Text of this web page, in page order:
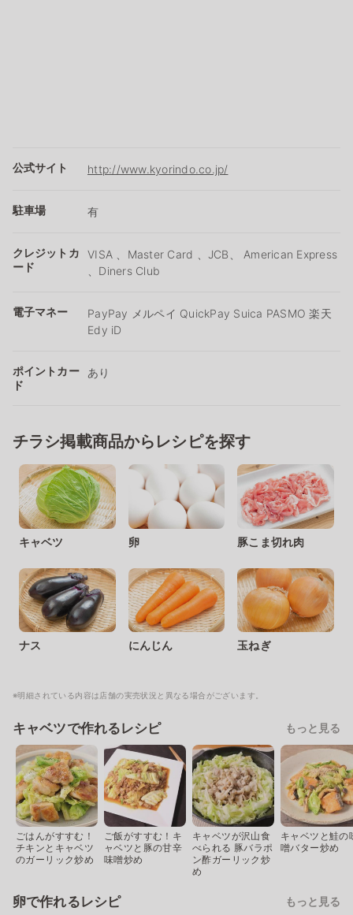
公式サイト http://www.kyorindo.co.jp/
駐車場 有
クレジットカ
ード
VISA 、Master Card 、JCB、 American Express
、Diners Club
電子マネー
PayPay メルペイ QuickPay Suica PASMO 楽天
Edy iD
ポイントカー
ド
あり
チラシ掲載商品からレシピを探す
キャベツ 卵 豚こま切れ肉
ナス にんじん 玉ねぎ
※明細されている内容は店舗の実売状況と異なる場合がございます。
キャベツで作れるレシピ もっと見る
ごはんがすすむ！
チキンとキャベツ
のガーリック炒め
ご飯がすすむ！キ
ャベツと豚の甘辛
味噌炒め
キャベツが沢山食
べられる 豚バラポ
ン酢ガーリック炒
め
キャベツと鮭の
噌バター炒め
卵で作れるレシピ もっと見る